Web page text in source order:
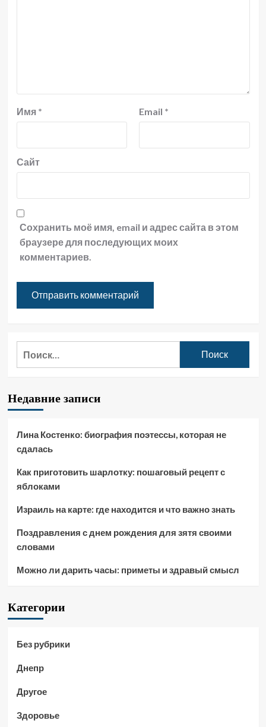
Имя * Email *
Сайт
Сохранить моё имя, email и адрес сайта в этом
браузере для последующих моих
комментариев.
Недавние записи
Лина Костенко: биография поэтессы, которая не
сдалась
Как приготовить шарлотку: пошаговый рецепт с
яблоками
Израиль на карте: где находится и что важно знать
Поздравления с днем рождения для зятя своими
словами
Можно ли дарить часы: приметы и здравый смысл
Категории
Без рубрики
Днепр
Другое
Здоровье